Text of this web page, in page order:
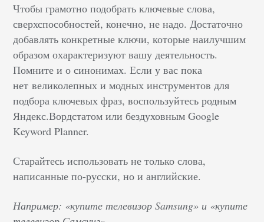
Чтобы грамотно подобрать ключевые слова,
сверхспособностей, конечно, не надо. Достаточно
добавлять конкретные ключи, которые наилучшим
образом охарактеризуют вашу деятельность.
Помните и о синонимах. Если у вас пока
нет великолепных и модных инструментов для
подбора ключевых фраз, воспользуйтесь родным
Яндекс.Вордстатом или бездуховным Google
Keyword Planner.
Старайтесь использовать не только слова,
написанные по-русски, но и английские.
Например: «купите телевизор Samsung» и «купите